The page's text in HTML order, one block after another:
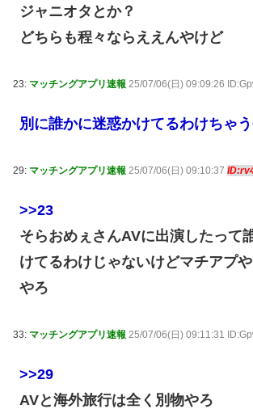
ジャニオタとか？
どちらも程々ならええんやけど
23: マッチングアプリ速報 25/07/06(日) 09:09:26
別に誰かに迷惑かけてるわけちゃ
29: マッチングアプリ速報 25/07/06(日) 09:10:37
>>23
そらおめぇさんAVに出演したって
けてるわけじゃないけどマチアプ
やろ
33: マッチングアプリ速報 25/07/06(日) 09:11:31
>>29
AVと海外旅行は全く別物やろ